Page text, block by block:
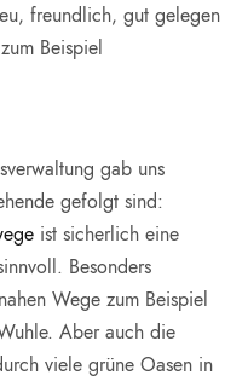
freundlich, gut gelegen
Beispiel
gab uns
gefolgt sind:
ist sicherlich eine
Besonders
Wege zum Beispiel
Aber auch die
viele grüne Oasen in